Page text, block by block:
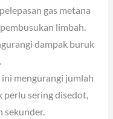
gas metana
limbah.
dampak buruk
ini mengurangi jumlah
perlu sering disedot,
sekunder.